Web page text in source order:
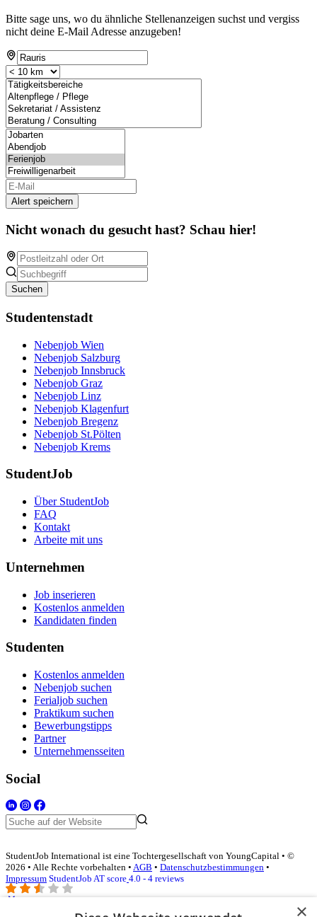
Bitte sage uns, wo du ähnliche Stellenanzeigen suchst und vergiss
nicht deine E-Mail Adresse anzugeben!
Alert speichern
Nicht wonach du gesucht hast? Schau hier!
Suchen
Studentenstadt
Nebenjob Wien
Nebenjob Salzburg
Nebenjob Innsbruck
Nebenjob Graz
Nebenjob Linz
Nebenjob Klagenfurt
Nebenjob Bregenz
Nebenjob St.Pölten
Nebenjob Krems
StudentJob
Über StudentJob
FAQ
Kontakt
Arbeite mit uns
Unternehmen
Job inserieren
Kostenlos anmelden
Kandidaten finden
Studenten
Kostenlos anmelden
Nebenjob suchen
Ferialjob suchen
Praktikum suchen
Bewerbungstipps
Partner
Unternehmensseiten
Social
StudentJob International ist eine Tochtergesellschaft von YoungCapital • ©
2026 • Alle Rechte vorbehalten • AGB • Datenschutzbestimmungen •
Impressum StudentJob AT score 4.0 - 4 reviews
×